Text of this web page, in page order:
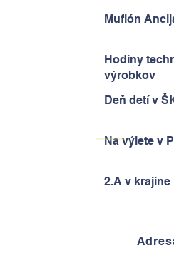
Muflón
Hodiny
výrobkov
Deň detí v
Na výlete v
2.A v